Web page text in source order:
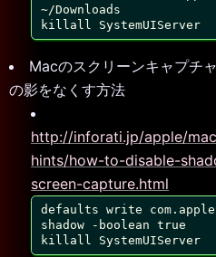
~/Downloads
killall SystemUIServer
Macのスクリーンキャプチ
の影をなくす方法
http://inforati.jp/apple/
hints/how-to-disable-
screen-capture.html
defaults write
shadow -boolean true
killall SystemUIServer